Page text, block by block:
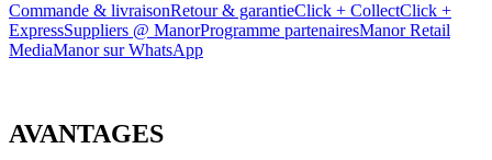
Commande & livraisonRetour & garantieClick + CollectClick +
ExpressSuppliers @ ManorProgramme partenairesManor Retail
MediaManor sur WhatsApp
AVANTAGES